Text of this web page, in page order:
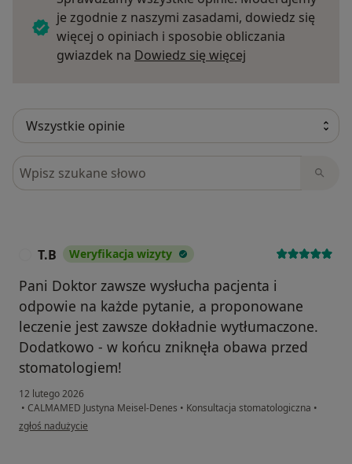
je zgodnie z naszymi zasadami, dowiedz się
więcej o opiniach i sposobie obliczania
gwiazdek na Dowiedz się więcej
Szukaj w opiniach
T.B Weryfikacja wizyty
Pani Doktor zawsze wysłucha pacjenta i
odpowie na każde pytanie, a proponowane
leczenie jest zawsze dokładnie wytłumaczone.
Dodatkowo - w końcu zniknęła obawa przed
stomatologiem!
12 lutego 2026
• CALMAMED Justyna Meisel-Denes • Konsultacja stomatologiczna •
w opinii użytkownika T.B
zgłoś nadużycie